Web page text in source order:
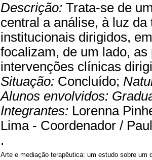
Descrição: Trata-se de
central a análise, à luz
institucionais dirigidos,
focalizam, de um lado,
intervenções clínicas
Situação: Concluído;
Alunos envolvidos:
Integrantes: Lorenna
Lima - Coordenador /
.
Arte e mediação terapêutica: um estudo sobre